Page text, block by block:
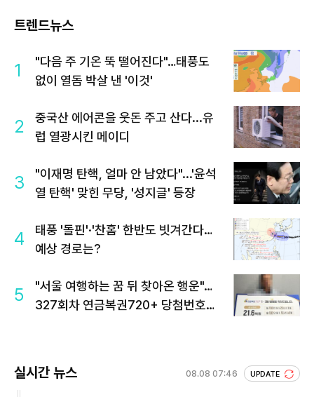
트렌드뉴스
1
"다음 주 기온 뚝 떨어진다"…태풍도
없이 열돔 박살 낸 '이것'
2
중국산 에어콘을 웃돈 주고 산다...유
럽 열광시킨 메이디
3
"이재명 탄핵, 얼마 안 남았다"...'윤석
열 탄핵' 맞힌 무당, '성지글' 등장
4
태풍 '돌핀'·'찬홈' 한반도 빗겨간다…
예상 경로는?
5
"서울 여행하는 꿈 뒤 찾아온 행운"…
327회차 연금복권720+ 당첨번호조
실시간 뉴스 08.08 07:46 UPDATE